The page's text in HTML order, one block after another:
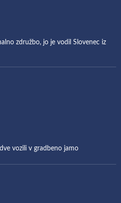
združbo, jo je vodil Slovenec iz
vozili v gradbeno jamo